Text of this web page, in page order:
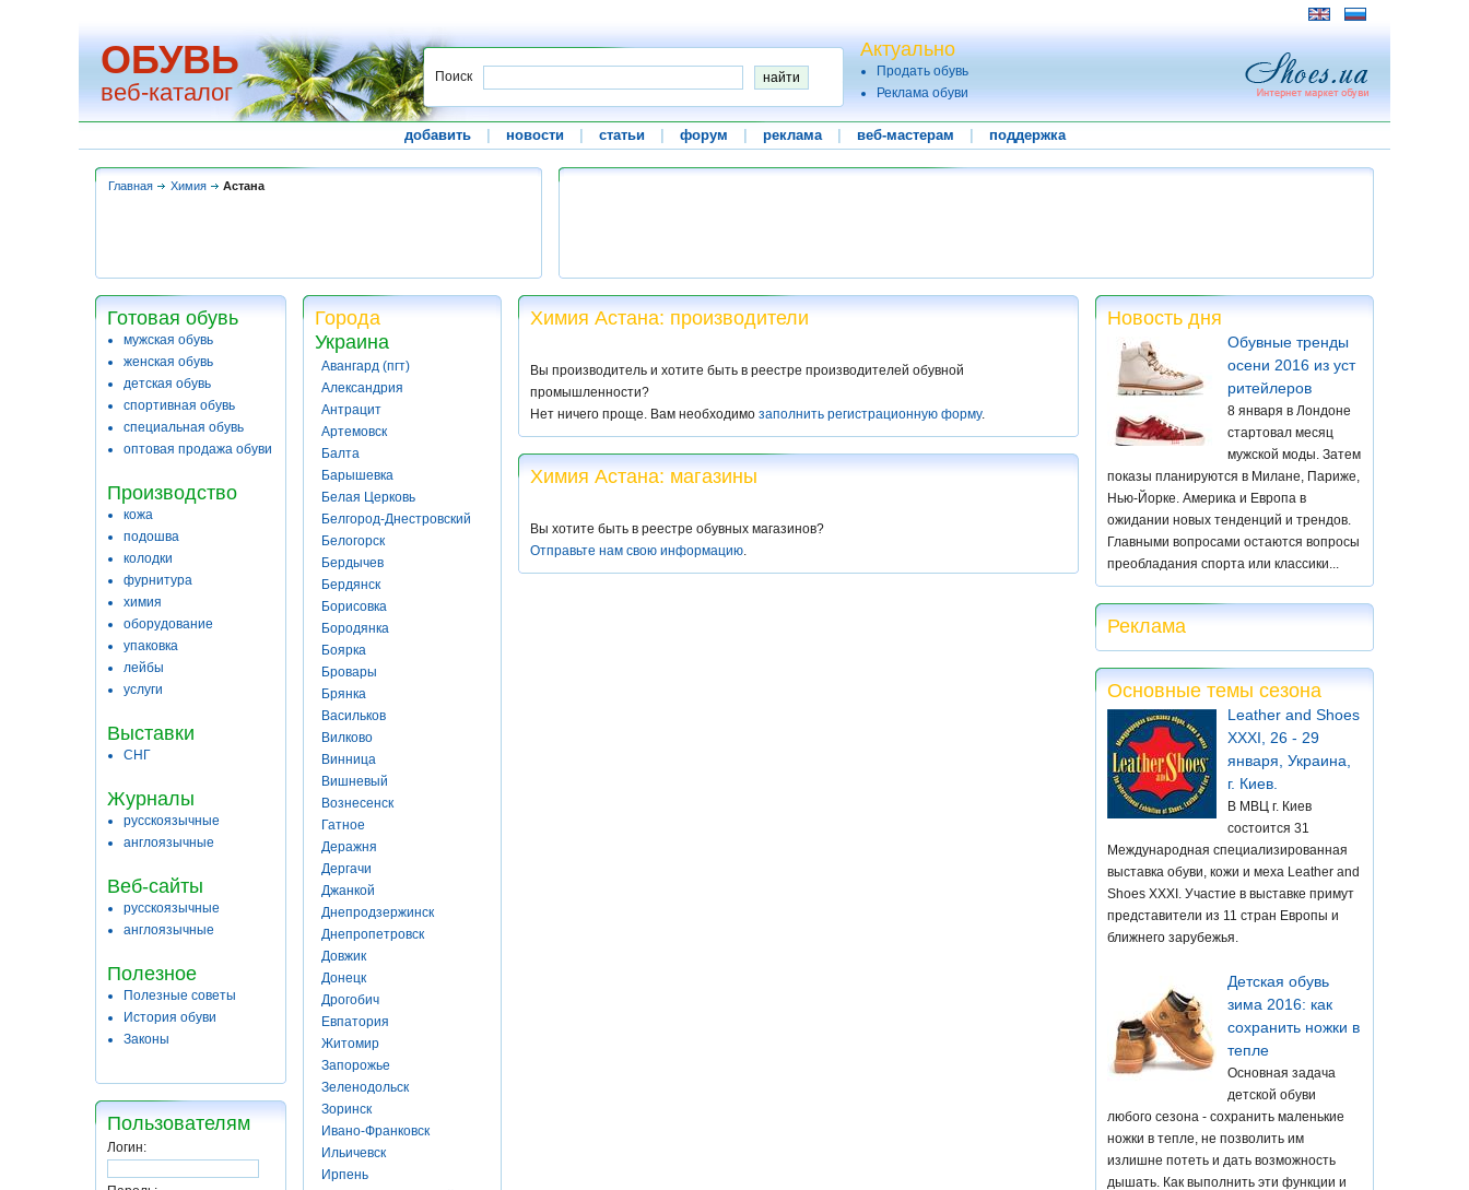
ОБУВЬ
веб-каталог
Поиск
Актуально
Продать обувь
Реклама обуви
добавить новости статьи форум реклама веб-мастерам поддержка
Главная Химия Астана
Готовая обувь
мужская обувь
женская обувь
детская обувь
спортивная обувь
специальная обувь
оптовая продажа обуви
Производство
кожа
подошва
колодки
фурнитура
химия
оборудование
упаковка
лейбы
услуги
Выставки
СНГ
Журналы
русскоязычные
англоязычные
Веб-сайты
русскоязычные
англоязычные
Полезное
Полезные советы
История обуви
Законы
Пользователям
Логин:
Города
Украина
Авангард (пгт)
Александрия
Антрацит
Артемовск
Балта
Барышевка
Белая Церковь
Белгород-Днестровский
Белогорск
Бердычев
Бердянск
Борисовка
Бородянка
Боярка
Бровары
Брянка
Васильков
Вилково
Винница
Вишневый
Вознесенск
Гатное
Деражня
Дергачи
Джанкой
Днепродзержинск
Днепропетровск
Довжик
Донецк
Дрогобич
Евпатория
Житомир
Запорожье
Зеленодольск
Зоринск
Ивано-Франковск
Ильичевск
Ирпень
Химия Астана: производители
Вы производитель и хотите быть в реестре производителей обувной
промышленности?
Нет ничего проще. Вам необходимо заполнить регистрационную форму.
Химия Астана: магазины
Вы хотите быть в реестре обувных магазинов?
Отправьте нам свою информацию.
Новость дня
Обувные тренды
осени 2016 из уст
ритейлеров
8 января в Лондоне
стартовал месяц
мужской моды. Затем
показы планируются в Милане, Париже,
Нью-Йорке. Америка и Европа в
ожидании новых тенденций и трендов.
Главными вопросами остаются вопросы
преобладания спорта или классики...
Реклама
Основные темы сезона
Leather and Shoes
XXXI, 26 - 29
января, Украина,
г. Киев.
В МВЦ г. Киев
состоится 31
Международная специализированная
выставка обуви, кожи и меха Leather and
Shoes XXXI. Участие в выставке примут
представители из 11 стран Европы и
ближнего зарубежья.
Детская обувь
зима 2016: как
сохранить ножки в
тепле
Основная задача
детской обуви
любого сезона - сохранить маленькие
ножки в тепле, не позволить им
излишне потеть и дать возможность
дышать. Как выполнить эти функции и